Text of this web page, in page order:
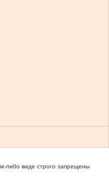
либо виде строго запрещены